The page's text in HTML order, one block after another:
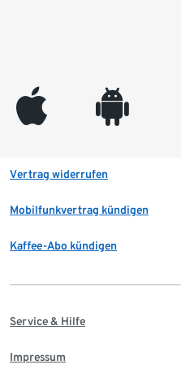
appleinc android
Vertrag widerrufen
Mobilfunkvertrag kündigen
Kaffee-Abo kündigen
Service & Hilfe
Impressum